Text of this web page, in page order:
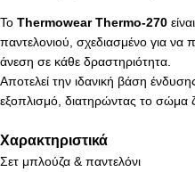
Το Thermowear Thermo-270
παντελονιού, σχεδιασμένο για να
άνεση σε κάθε δραστηριότητα.
Αποτελεί την ιδανική βάση
εξοπλισμό, διατηρώντας το σώμα
Χαρακτηριστικά
Σετ μπλούζα & παντελόνι